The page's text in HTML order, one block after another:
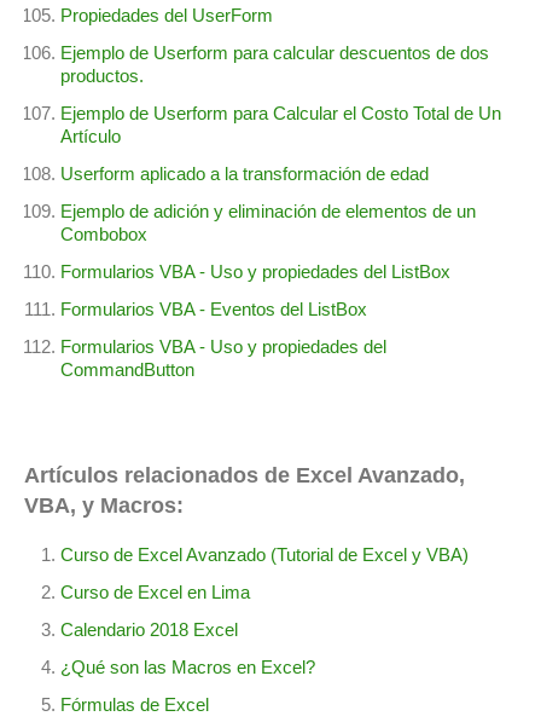
Propiedades del UserForm
Ejemplo de Userform para calcular descuentos de dos
productos.
Ejemplo de Userform para Calcular el Costo Total de Un
Artículo
Userform aplicado a la transformación de edad
Ejemplo de adición y eliminación de elementos de un
Combobox
Formularios VBA - Uso y propiedades del ListBox
Formularios VBA - Eventos del ListBox
Formularios VBA - Uso y propiedades del
CommandButton
Artículos relacionados de Excel Avanzado,
VBA, y Macros:
Curso de Excel Avanzado (Tutorial de Excel y VBA)
Curso de Excel en Lima
Calendario 2018 Excel
¿Qué son las Macros en Excel?
Fórmulas de Excel